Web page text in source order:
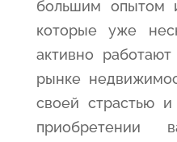
большим опытом
которые уже
активно
рынке
своей страстью